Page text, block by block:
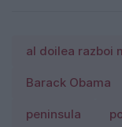
al doilea razboi
Barack Obama
peninsula